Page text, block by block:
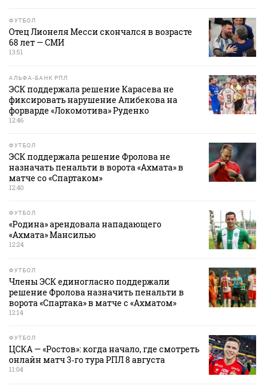
ФУТБОЛ
Отец Лионеля Месси скончался в возрасте
68 лет — СМИ
13:51
АЛЬФА-БАНК РПЛ
ЭСК поддержала решение Карасева не
фиксировать нарушение Алибекова на
форварде «Локомотива» Руденко
12:46
ФУТБОЛ
ЭСК поддержала решение Фролова не
назначать пенальти в ворота «Ахмата» в
матче со «Спартаком»
12:40
ФУТБОЛ
«Родина» арендовала нападающего
«Ахмата» Мансилью
12:24
ФУТБОЛ
Члены ЭСК единогласно поддержали
решение Фролова назначить пенальти в
ворота «Спартака» в матче с «Ахматом»
12:14
ФУТБОЛ
ЦСКА — «Ростов»: когда начало, где смотреть
онлайн матч 3‑го тура РПЛ 8 августа
11:04